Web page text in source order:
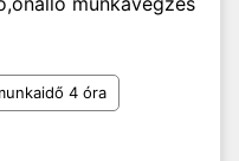
4 óra